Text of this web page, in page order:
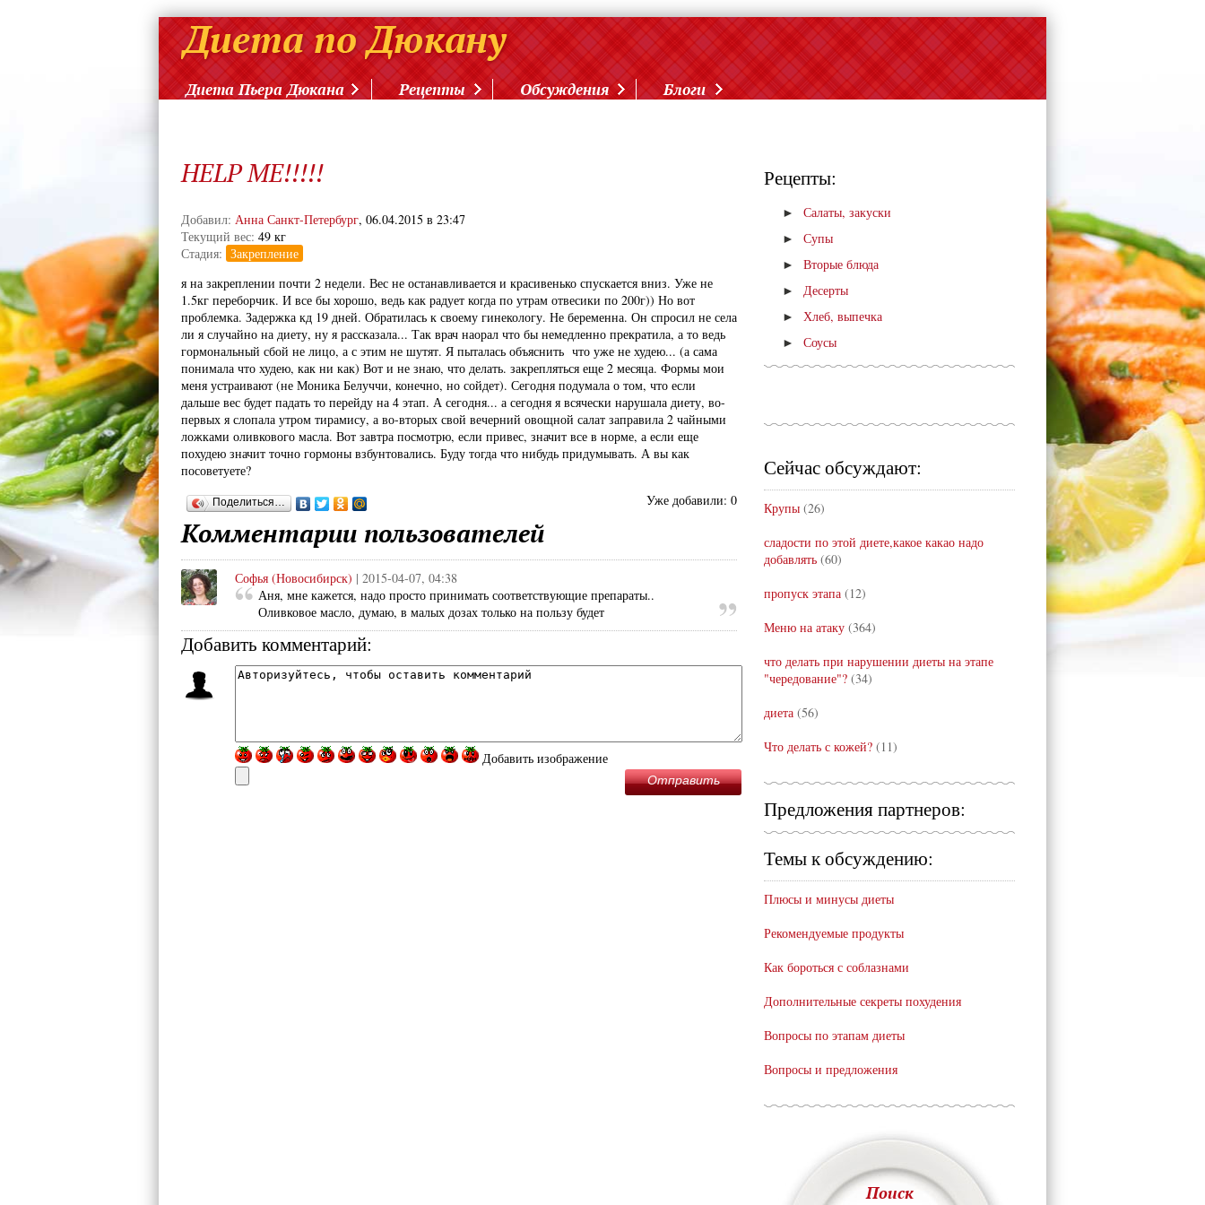
Диета Пьера Дюкана Рецепты Обсуждения Блоги
HELP ME!!!!!
Добавил: Анна Санкт-Петербург, 06.04.2015 в 23:47
Текущий вес: 49 кг
Стадия: Закрепление
я на закреплении почти 2 недели. Вес не останавливается и красивенько спускается вниз. Уже не
1.5кг переборчик. И все бы хорошо, ведь как радует когда по утрам отвесики по 200г)) Но вот
проблемка. Задержка кд 19 дней. Обратилась к своему гинекологу. Не беременна. Он спросил не села
ли я случайно на диету, ну я рассказала... Так врач наорал что бы немедленно прекратила, а то ведь
гормональный сбой не лицо, а с этим не шутят. Я пыталась объяснить что уже не худею... (а сама
понимала что худею, как ни как) Вот и не знаю, что делать. закрепляться еще 2 месяца. Формы мои
меня устраивают (не Моника Белуччи, конечно, но сойдет). Сегодня подумала о том, что если
дальше вес будет падать то перейду на 4 этап. А сегодня... а сегодня я всячески нарушала диету, во-
первых я слопала утром тирамису, а во-вторых свой вечерний овощной салат заправила 2 чайными
ложками оливкового масла. Вот завтра посмотрю, если привес, значит все в норме, а если еще
похудею значит точно гормоны взбунтовались. Буду тогда что нибудь придумывать. А вы как
посоветуете?
Поделиться… Уже добавили: 0
Комментарии пользователей
Софья (Новосибирск) | 2015-04-07, 04:38
Аня, мне кажется, надо просто принимать соответствующие препараты..
Оливковое масло, думаю, в малых дозах только на пользу будет
Добавить комментарий:
Добавить изображение
Отправить
Рецепты:
►
Салаты, закуски
►
Супы
►
Вторые блюда
►
Десерты
►
Хлеб, выпечка
►
Соусы
Сейчас обсуждают:
Крупы (26)
сладости по этой диете,какое какао надо
добавлять (60)
пропуск этапа (12)
Меню на атаку (364)
что делать при нарушении диеты на этапе
"чередование"? (34)
диета (56)
Что делать с кожей? (11)
Предложения партнеров:
Темы к обсуждению:
Плюсы и минусы диеты
Рекомендуемые продукты
Как бороться с соблазнами
Дополнительные секреты похудения
Вопросы по этапам диеты
Вопросы и предложения
Поиск